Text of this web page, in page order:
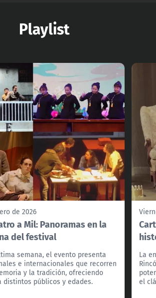
Playlist
de 2026
a Mil: Panoramas en la
del festival
semana, el evento presenta
e internacionales que recorren
y la tradición, ofreciendo
distintos públicos y edades.
La
el